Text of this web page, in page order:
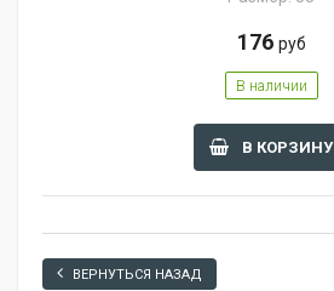
176 руб
В наличии
В КОРЗИНУ
ВЕРНУТЬСЯ НАЗАД